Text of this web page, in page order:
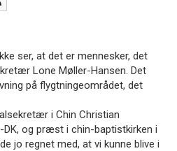
ser, at det er mennesker, det
Lone Møller-Hansen. Det
på flygtningeområdet, det
i Chin Christian
og præst i chin-baptistkirken i
jo regnet med, at vi kunne blive i